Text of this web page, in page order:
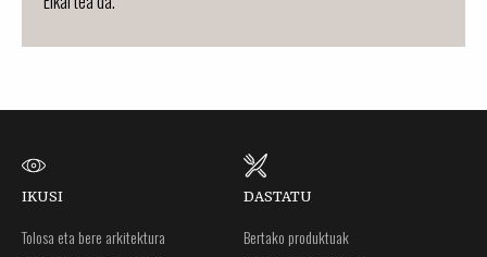
IKUSI
Tolosa eta bere arkitektura
DASTATU
Bertako produktuak